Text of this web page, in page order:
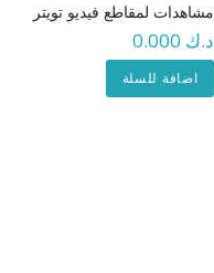
مشاهدات لمقاطع فيديو تويتر
د.ك 0.000
اضافة للسلة